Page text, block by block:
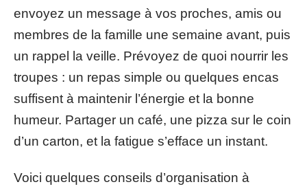
envoyez un message à vos proches, amis ou
membres de la famille une semaine avant, puis
un rappel la veille. Prévoyez de quoi nourrir les
troupes : un repas simple ou quelques encas
suffisent à maintenir l’énergie et la bonne
humeur. Partager un café, une pizza sur le coin
d’un carton, et la fatigue s’efface un instant.
Voici quelques conseils d’organisation à